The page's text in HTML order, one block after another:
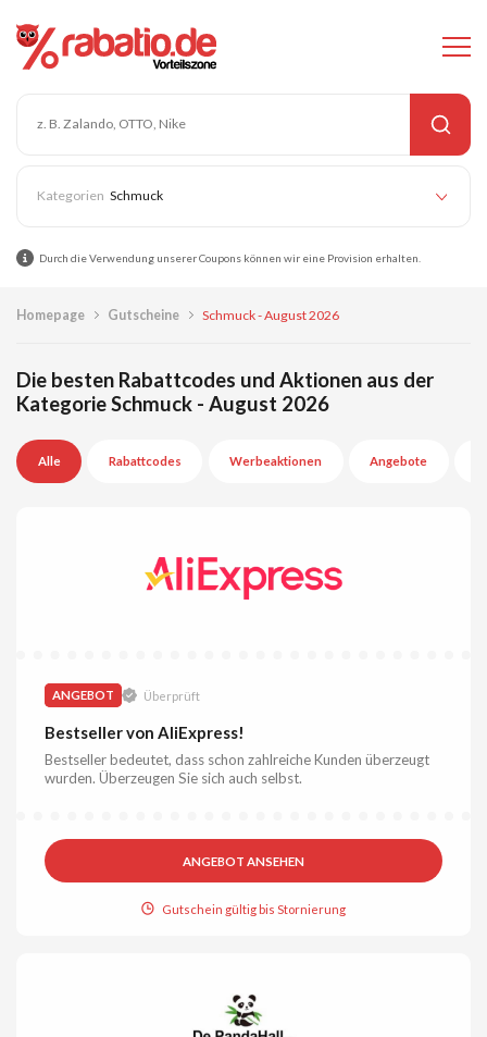
Schmuck
Durch die Verwendung unserer Coupons können wir eine Provision erhalten.
Homepage Gutscheine Schmuck - August 2026
Die besten Rabattcodes und Aktionen aus der
Kategorie Schmuck - August 2026
Alle Rabattcodes Werbeaktionen Angebote
ANGEBOT Überprüft
Bestseller von AliExpress!
Bestseller bedeutet, dass schon zahlreiche Kunden überzeugt
wurden. Überzeugen Sie sich auch selbst.
ANGEBOT ANSEHEN
Gutschein gültig bis Stornierung